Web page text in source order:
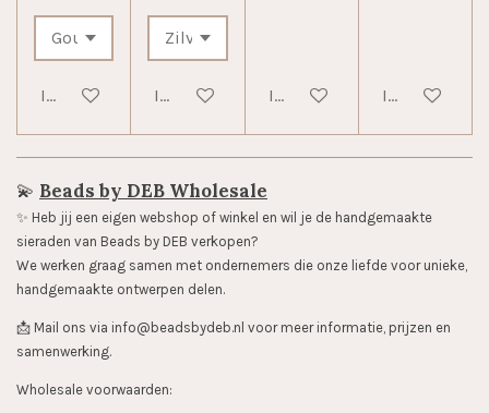
In winkelwagenIn winkelwagenIn winkelwagenIn
💫 Beads by DEB Wholesale
✨️ Heb jij een eigen webshop of winkel en wil je de handgemaakte
sieraden van Beads by DEB verkopen?
We werken graag samen met ondernemers die onze liefde voor unieke,
handgemaakte ontwerpen delen.
📩 Mail ons via info@beadsbydeb.nl voor meer informatie, prijzen en
samenwerking.
Wholesale voorwaarden: